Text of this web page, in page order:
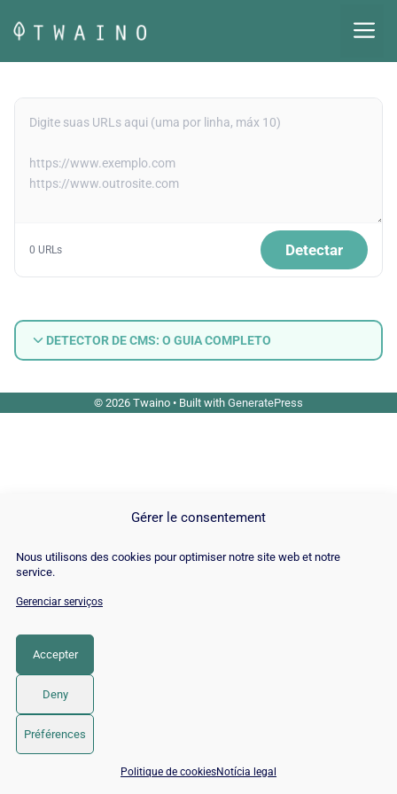
Gérer le consentement
Nous utilisons des cookies pour optimiser notre site web et notre
service.
Gerenciar serviços
Accepter
Deny
Préférences
Politique de cookiesNotícia legal
para
o
0 URLs Detectar
DETECTOR DE CMS: O GUIA COMPLETO
© 2026 Twaino • Built with GeneratePress
📅 Agendar 15 min com um especialista SEO / GEO